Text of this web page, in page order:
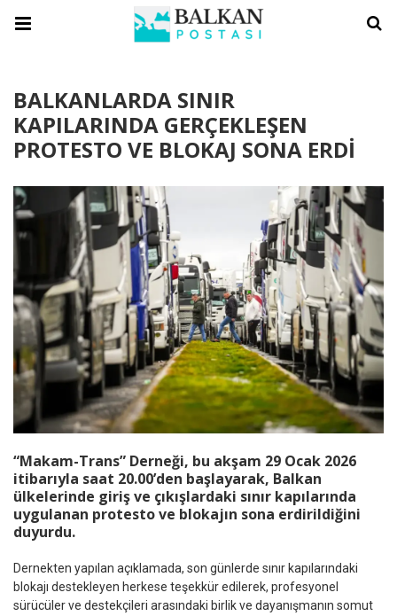
BALKANLARDA SINIR
KAPILARINDA GERÇEKLEŞEN
PROTESTO VE BLOKAJ SONA ERDİ
“Makam-Trans” Derneği, bu akşam 29 Ocak 2026
itibarıyla saat 20.00’den başlayarak, Balkan
ülkelerinde giriş ve çıkışlardaki sınır kapılarında
uygulanan protesto ve blokajın sona erdirildiğini
duyurdu.
Dernekten yapılan açıklamada, son günlerde sınır kapılarındaki
blokajı destekleyen herkese teşekkür edilerek, profesyonel
sürücüler ve destekçileri arasındaki birlik ve dayanışmanın somut